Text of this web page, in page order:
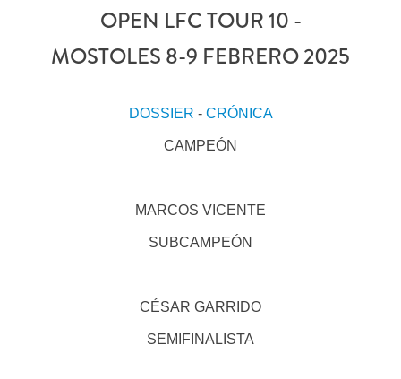
OPEN LFC TOUR 10 -
MOSTOLES 8-9 FEBRERO 2025
DOSSIER - CRÓNICA
CAMPEÓN
MARCOS VICENTE
SUBCAMPEÓN
CÉSAR GARRIDO
SEMIFINALISTA